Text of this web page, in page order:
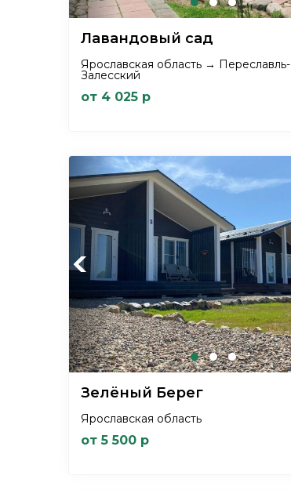
Лавандовый сад
Ярославская область → Переславль-
Залесский
от 4 025 р
Previous
Зелёный Берег
Ярославская область
от 5 500 р